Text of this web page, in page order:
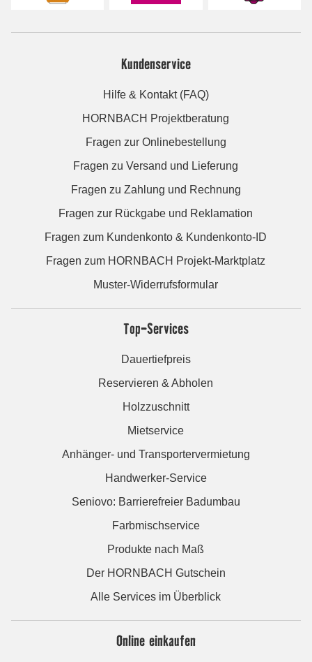
Kundenservice
Hilfe & Kontakt (FAQ)
HORNBACH Projektberatung
Fragen zur Onlinebestellung
Fragen zu Versand und Lieferung
Fragen zu Zahlung und Rechnung
Fragen zur Rückgabe und Reklamation
Fragen zum Kundenkonto & Kundenkonto-ID
Fragen zum HORNBACH Projekt-Marktplatz
Muster-Widerrufsformular
Top-Services
Dauertiefpreis
Reservieren & Abholen
Holzzuschnitt
Mietservice
Anhänger- und Transportervermietung
Handwerker-Service
Seniovo: Barrierefreier Badumbau
Farbmischservice
Produkte nach Maß
Der HORNBACH Gutschein
Alle Services im Überblick
Online einkaufen